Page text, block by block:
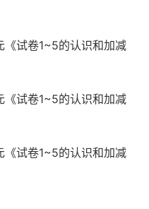
《试卷1~5的认识和加减
《试卷1~5的认识和加减
《试卷1~5的认识和加减